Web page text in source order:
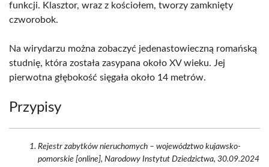
funkcji. Klasztor, wraz z kościołem, tworzy zamknięty
czworobok.
Na wirydarzu można zobaczyć jedenastowieczną romańską
studnię, która została zasypana około XV wieku. Jej
pierwotna głębokość sięgała około 14 metrów.
Przypisy
Rejestr zabytków nieruchomych – województwo kujawsko-
pomorskie [online], Narodowy Instytut Dziedzictwa, 30.09.2024